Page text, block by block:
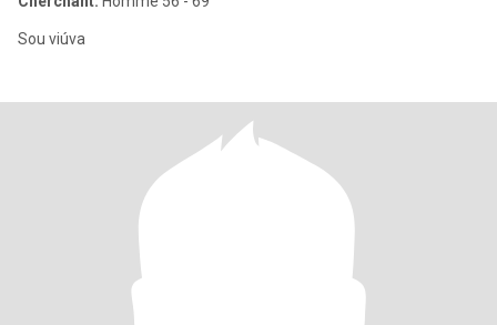
Sou viúva